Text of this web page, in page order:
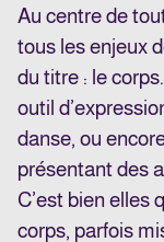
Au centre de
tous les enjeux
du titre : le
outil
danse, ou
présentant des
C’est bien elles
corps, parfois